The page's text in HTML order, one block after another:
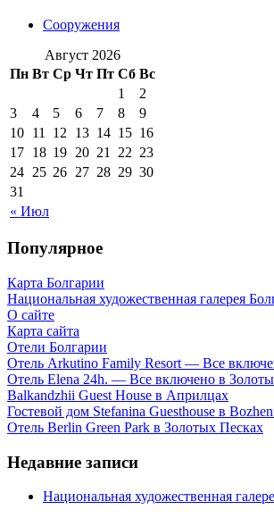
Сооружения
Август 2026
Пн Вт Ср Чт Пт Сб Вс
« Июл
1
2
3
4 5 6 7 8
9
10 11 12 13 14 15 16
17 18 19 20 21 22 23
24 25 26 27 28 29 30
31
Популярное
Карта Болгарии
Национальная художественная галерея
О сайте
Карта сайта
Отели Болгарии
Отель Arkutino Family Resort — Все
Отель Elena 24h. — Все включено в
Balkandzhii Guest House в Априлцах
Гостевой дом Stefanina Guesthouse в
Отель Berlin Green Park в Золотых Песках
Недавние записи
Национальная художественная